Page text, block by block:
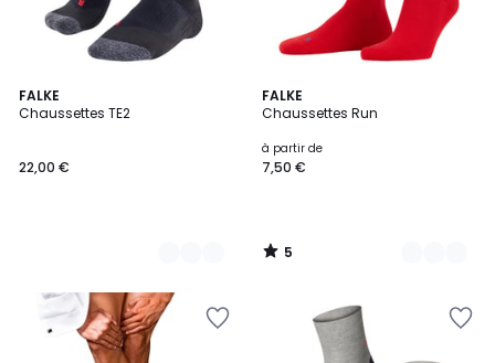
FALKE
Chaussettes TE2
22,00 €
3
Couleurs
FALKE
Chaussettes Run
à partir de
7,50 €
5
/
14
Couleurs
5
/